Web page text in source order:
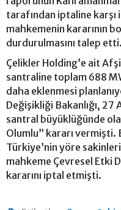
tarafından iptaline
mahkemenin kararının
durdurulmasını talep etti.
Çelikler Holding’e ait
santraline toplam 688
daha eklenmesi
Değişikliği Bakanlığı,
santral büyüklüğünde
Olumlu” kararı vermişti.
Türkiye’nin yöre
mahkeme Çevresel Etki
kararını iptal etmişti.